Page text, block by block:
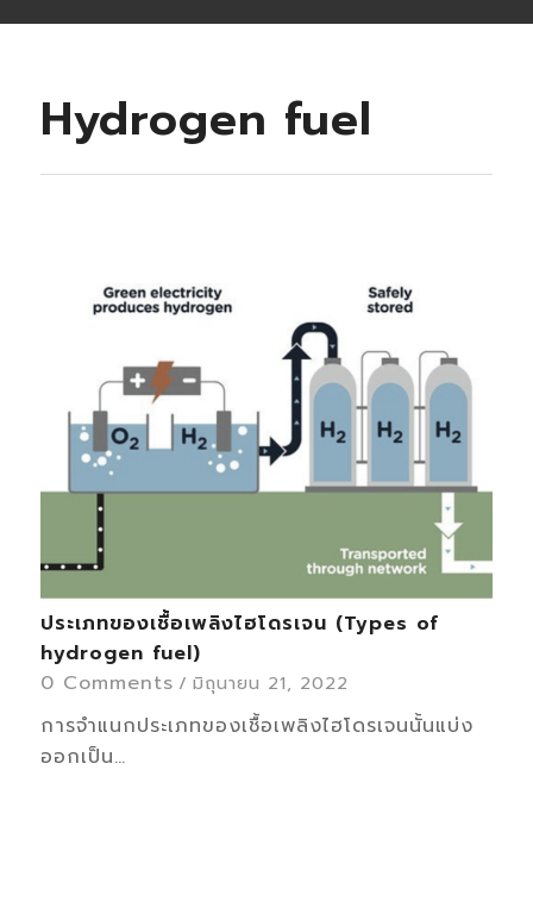
Hydrogen fuel
ประเภทของเชื้อเพลิงไฮโดรเจน (Types of
hydrogen fuel)
0 Comments / มิถุนายน 21, 2022
การจำแนกประเภทของเชื้อเพลิงไฮโดรเจนนั้นแบ่ง
ออกเป็น…